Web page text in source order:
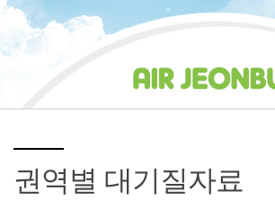
권역별 대기질자료